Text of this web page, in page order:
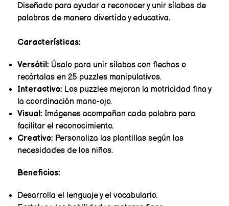
Diseñado para ayudar a reconocer y unir sílabas de
palabras de manera divertida y educativa.
Características:
Versátil: Úsalo para unir sílabas con flechas o
recórtalas en 25 puzzles manipulativos.
Interactivo: Los puzzles mejoran la motricidad fina y
la coordinación mano-ojo.
Visual: Imágenes acompañan cada palabra para
facilitar el reconocimiento.
Creativo: Personaliza las plantillas según las
necesidades de los niños.
Beneficios:
Desarrolla el lenguaje y el vocabulario.